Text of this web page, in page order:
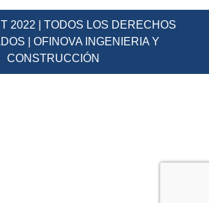
2022 | TODOS LOS DERECHOS
| OFINOVA INGENIERIA Y
CONSTRUCCIÓN